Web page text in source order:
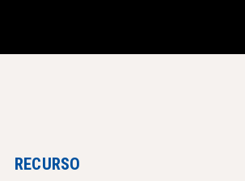
Recursos para maestros
RECURSO